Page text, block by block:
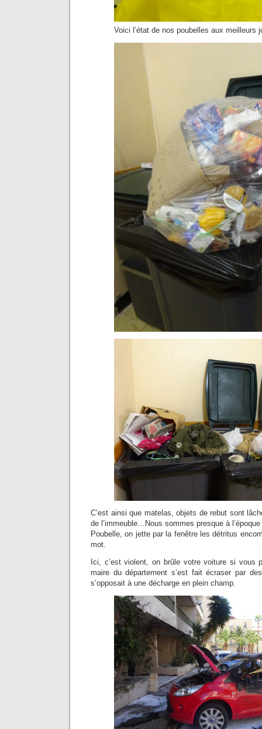
Voici l’état de nos poubelles aux meilleurs
C’est ainsi que matelas, objets de rebut sont
de l’immeuble…Nous sommes presque à
Poubelle, on jette par la fenêtre les détritus
mot.
Ici, c’est violent, on brûle votre voiture si vous
maire du département s’est fait écraser par
s’opposait à une décharge en plein champ.